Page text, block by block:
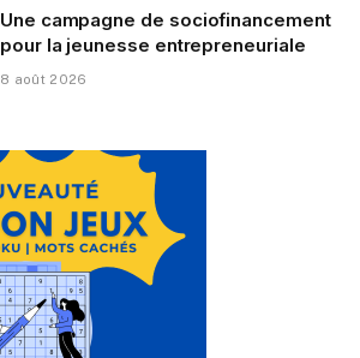
Une campagne de sociofinancement
pour la jeunesse entrepreneuriale
8 août 2026